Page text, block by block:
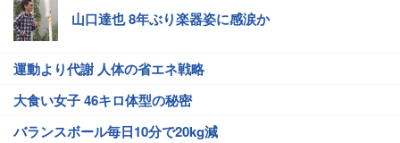
山口達也 8年ぶり楽器姿に感涙か
運動より代謝 人体の省エネ戦略
大食い女子 46キロ体型の秘密
バランスボール毎日10分で20kg減